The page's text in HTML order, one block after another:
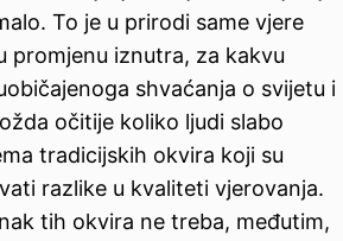
To je u prirodi same vjere
promjenu iznutra, za kakvu
shvaćanja o svijetu i
očitije koliko ljudi slabo
tradicijskih okvira koji su
razlike u kvaliteti vjerovanja.
tih okvira ne treba, međutim,